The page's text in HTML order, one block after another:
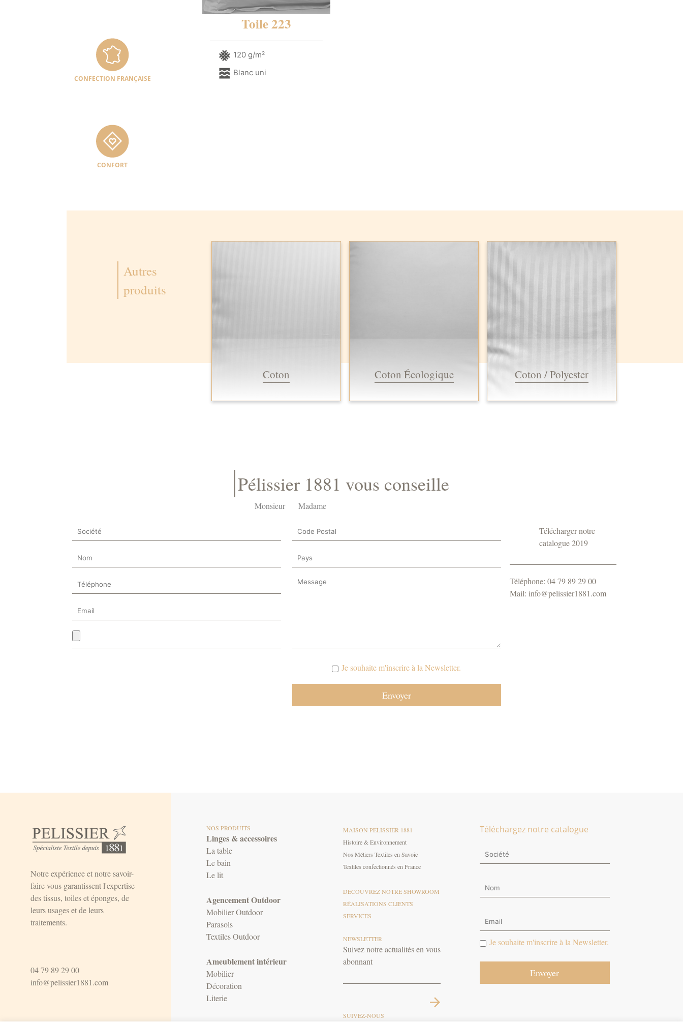
CONFECTION FRANÇAISE
CONFORT
Toile 223
120 g/m²
Blanc uni
Autres
produits
Coton Coton Écologique Coton / Polyester
Pélissier 1881 vous conseille
Monsieur Madame
Je souhaite m'inscrire à la Newsletter.
Télécharger notre
catalogue 2019
Téléphone: 04 79 89 29 00
Mail: info@pelissier1881.com
Notre expérience et notre savoir-
faire vous garantissent l'expertise
des tissus, toiles et éponges, de
leurs usages et de leurs
traitements.
04 79 89 29 00
info@pelissier1881.com
NOS PRODUITS
Linges & accessoires
La table
Le bain
Le lit
Agencement Outdoor
Mobilier Outdoor
Parasols
Textiles Outdoor
Ameublement intérieur
Mobilier
Décoration
Literie
MAISON PELISSIER 1881
Histoire & Environnement
Nos Métiers Textiles en Savoie
Textiles confectionnés en France
DÉCOUVREZ NOTRE SHOWROOM
RÉALISATIONS CLIENTS
SERVICES
NEWSLETTER
Suivez notre actualités en vous
abonnant
SUIVEZ-NOUS
Téléchargez notre catalogue
Je souhaite m'inscrire à la Newsletter.